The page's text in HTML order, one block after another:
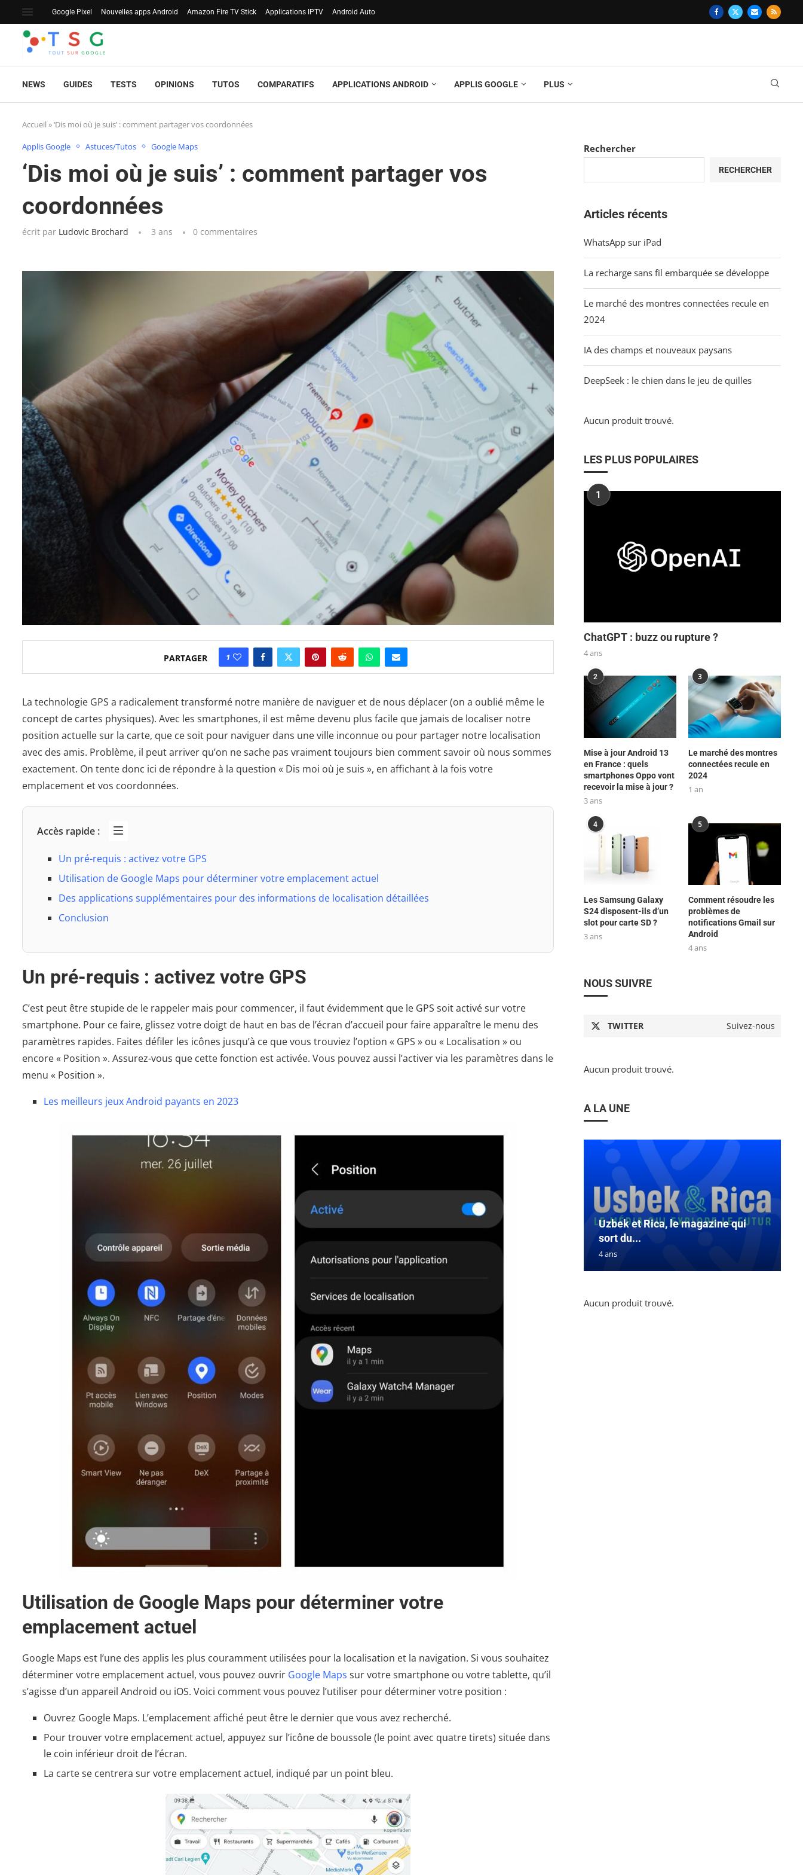
Google Pixel Nouvelles apps Android Amazon Fire TV Stick Applications IPTV Android Auto
NEWS GUIDES TESTS OPINIONS TUTOS COMPARATIFS APPLICATIONS ANDROID APPLIS GOOGLE PLUS
Accueil »‘Dis moi où je suis’ : comment partager vos coordonnées
Applis Google Astuces/Tutos Google Maps
‘Dis moi où je suis’ : comment partager vos
coordonnées
écrit par Ludovic Brochard 3 ans 0 commentaires
PARTAGER 1
La technologie GPS a radicalement transformé notre manière de naviguer et de nous déplacer (on a oublié même le
concept de cartes physiques). Avec les smartphones, il est même devenu plus facile que jamais de localiser notre
position actuelle sur la carte, que ce soit pour naviguer dans une ville inconnue ou pour partager notre localisation
avec des amis. Problème, il peut arriver qu’on ne sache pas vraiment toujours bien comment savoir où nous sommes
exactement. On tente donc ici de répondre à la question « Dis moi où je suis », en affichant à la fois votre
emplacement et vos coordonnées.
Accès rapide :
Un pré-requis : activez votre GPS
Utilisation de Google Maps pour déterminer votre emplacement actuel
Des applications supplémentaires pour des informations de localisation détaillées
Conclusion
Un pré-requis : activez votre GPS
C’est peut être stupide de le rappeler mais pour commencer, il faut évidemment que le GPS soit activé sur votre
smartphone. Pour ce faire, glissez votre doigt de haut en bas de l’écran d’accueil pour faire apparaître le menu des
paramètres rapides. Faites défiler les icônes jusqu’à ce que vous trouviez l’option « GPS » ou « Localisation » ou
encore « Position ». Assurez-vous que cette fonction est activée. Vous pouvez aussi l’activer via les paramètres dans le
menu « Position ».
Les meilleurs jeux Android payants en 2023
Utilisation de Google Maps pour déterminer votre
emplacement actuel
Google Maps est l’une des applis les plus couramment utilisées pour la localisation et la navigation. Si vous souhaitez
déterminer votre emplacement actuel, vous pouvez ouvrir Google Maps sur votre smartphone ou votre tablette, qu’il
s’agisse d’un appareil Android ou iOS. Voici comment vous pouvez l’utiliser pour déterminer votre position :
Ouvrez Google Maps. L’emplacement affiché peut être le dernier que vous avez recherché.
Pour trouver votre emplacement actuel, appuyez sur l’icône de boussole (le point avec quatre tirets) située dans
le coin inférieur droit de l’écran.
La carte se centrera sur votre emplacement actuel, indiqué par un point bleu.
Rechercher
RECHERCHER
Articles récents
WhatsApp sur iPad
La recharge sans fil embarquée se développe
Le marché des montres connectées recule en
2024
IA des champs et nouveaux paysans
DeepSeek : le chien dans le jeu de quilles
Aucun produit trouvé.
LES PLUS POPULAIRES
1
ChatGPT : buzz ou rupture ?
4 ans
2
Mise à jour Android 13
en France : quels
smartphones Oppo vont
recevoir la mise à jour ?
3 ans
3
Le marché des montres
connectées recule en
2024
1 an
4
Les Samsung Galaxy
S24 disposent-ils d’un
slot pour carte SD ?
3 ans
5
Comment résoudre les
problèmes de
notifications Gmail sur
Android
4 ans
NOUS SUIVRE
TWITTER Suivez-nous
Aucun produit trouvé.
A LA UNE
Uzbek et Rica, le magazine qui
sort du...
4 ans
Aucun produit trouvé.